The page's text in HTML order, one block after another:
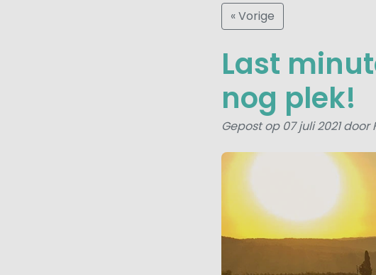
« Vorige
Last
nog plek!
Gepost op 07 juli 2021 door